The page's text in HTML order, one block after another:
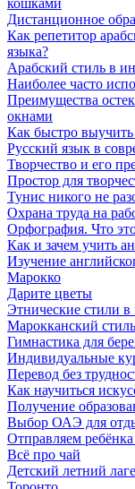
кошками
Дистанционное
Как репетитор
языка?
Арабский стиль в
Наиболее часто
Преимущества
окнами
Как быстро
Русский язык в
Творчество и его
Простор для
Тунис никого не
Охрана труда на
Орфография. Что
Как и зачем учить
Изучение
Марокко
Дарите цветы
Этнические стили в
Марокканский
Гимнастика для
Индивидуальные
Перевод без
Как научиться
Получение
Выбор ОАЭ для
Отправляем
Всё про чай
Детский летний